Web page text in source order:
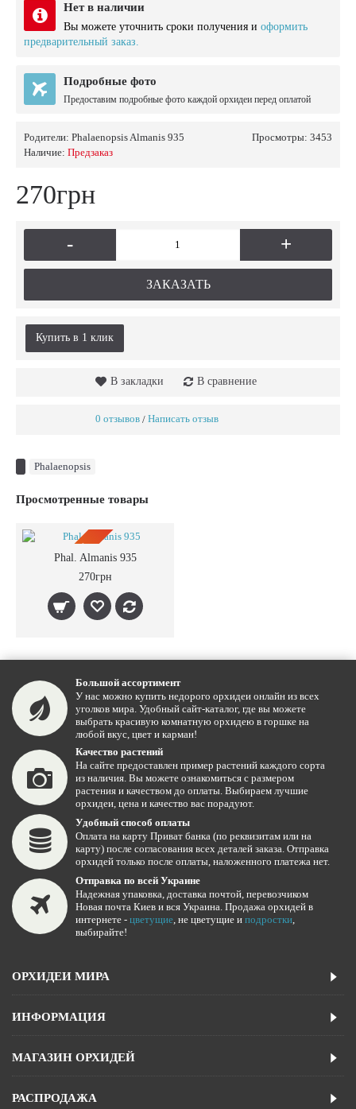
Нет в наличии
Вы можете уточнить сроки получения и оформить
предварительный заказ.
Подробные фото
Предоставим подробные фото каждой орхидеи перед оплатой
Просмотры: 3453
Родители: Phalaenopsis Almanis 935
Наличие: Предзаказ
270грн
- +
ЗАКАЗАТЬ
Купить в 1 клик
В закладки В сравнение
0 отзывов / Написать отзыв
Phalaenopsis
Просмотренные товары
ПРЕДЗАКАЗ
Phal. Almanis 935
270грн
Большой ассортимент
У нас можно купить недорого орхидеи онлайн из всех
уголков мира. Удобный сайт-каталог, где вы можете
выбрать красивую комнатную орхидею в горшке на
любой вкус, цвет и карман!
Качество растений
На сайте предоставлен пример растений каждого сорта
из наличия. Вы можете ознакомиться с размером
растения и качеством до оплаты. Выбираем лучшие
орхидеи, цена и качество вас порадуют.
Удобный способ оплаты
Оплата на карту Приват банка (по реквизитам или на
карту) после согласования всех деталей заказа. Отправка
орхидей только после оплаты, наложенного платежа нет.
Отправка по всей Украине
Надежная упаковка, доставка почтой, перевозчиком
Новая почта Киев и вся Украина. Продажа орхидей в
интернете - цветущие, не цветущие и подростки,
выбирайте!
ОРХИДЕИ МИРА
ИНФОРМАЦИЯ
МАГАЗИН ОРХИДЕЙ
РАСПРОДАЖА